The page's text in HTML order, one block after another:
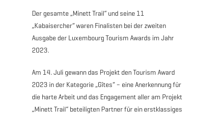
Der gesamte „Minett Trail“ und seine 11
„Kabaisercher“ waren Finalisten bei der zweiten
Ausgabe der Luxembourg Tourism Awards im Jahr
2023.
Am 14. Juli gewann das Projekt den Tourism Award
2023 in der Kategorie „Gîtes“ – eine Anerkennung für
die harte Arbeit und das Engagement aller am Projekt
„Minett Trail“ beteiligten Partner für ein erstklassiges